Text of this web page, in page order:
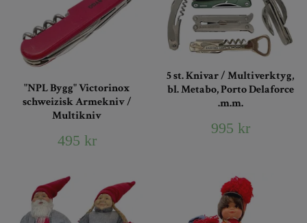
"NPL Bygg" Victorinox
schweizisk Armekniv /
Multikniv
495 kr
5 st. Knivar / Multiverktyg,
bl. Metabo, Porto Delaforce
.m.m.
995 kr